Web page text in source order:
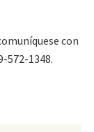
con
572-1348.